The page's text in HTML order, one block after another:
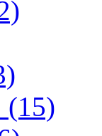
(15)